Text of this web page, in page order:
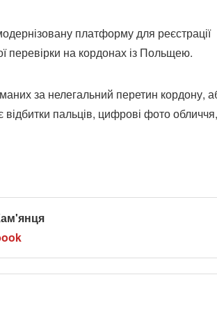
платформу для реєстрації
перевірки на кордонах із Польщею.
за нелегальний перетин кордону,
пальців, цифрові фото